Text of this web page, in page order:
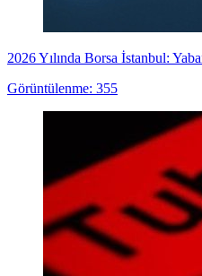
2026 Yılında Borsa İstanbul:
Görüntülenme: 355